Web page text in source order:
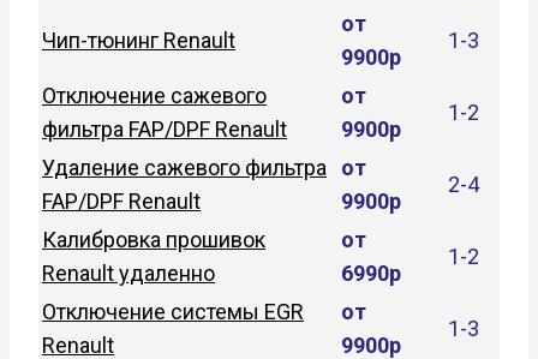
Чип-тюнинг Renault
от
9900р
1-3
Отключение сажевого
фильтра FAP/DPF Renault
от
9900р
1-2
Удаление сажевого фильтра
FAP/DPF Renault
от
9900р
2-4
Калибровка прошивок
Renault удаленно
от
6990р
1-2
Отключение системы EGR
Renault
от
9900р
1-3